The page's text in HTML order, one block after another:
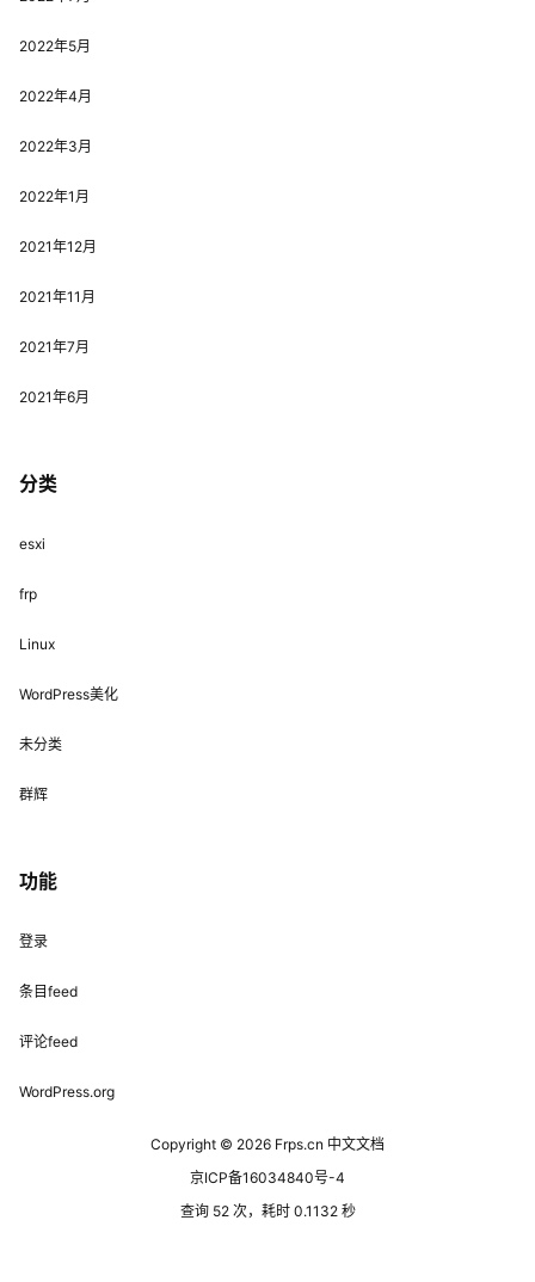
2022年5月
2022年4月
2022年3月
2022年1月
2021年12月
2021年11月
2021年7月
2021年6月
分类
esxi
frp
Linux
WordPress美化
未分类
群辉
功能
登录
条目feed
评论feed
WordPress.org
Copyright © 2026 Frps.cn 中文文档
京ICP备16034840号-4
查询 52 次，耗时 0.1132 秒